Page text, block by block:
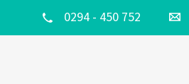
0294 - 450 752